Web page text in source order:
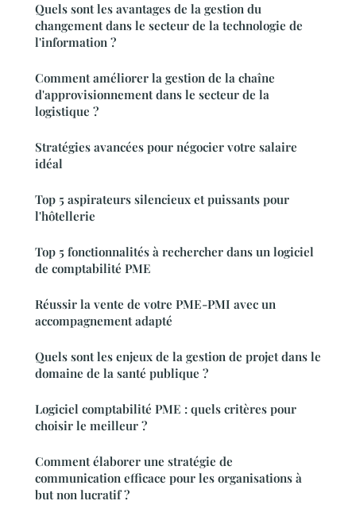
Quels sont les avantages de la gestion du
changement dans le secteur de la technologie de
l'information ?
Comment améliorer la gestion de la chaîne
d'approvisionnement dans le secteur de la
logistique ?
Stratégies avancées pour négocier votre salaire
idéal
Top 5 aspirateurs silencieux et puissants pour
l'hôtellerie
Top 5 fonctionnalités à rechercher dans un logiciel
de comptabilité PME
Réussir la vente de votre PME-PMI avec un
accompagnement adapté
Quels sont les enjeux de la gestion de projet dans le
domaine de la santé publique ?
Logiciel comptabilité PME : quels critères pour
choisir le meilleur ?
Comment élaborer une stratégie de
communication efficace pour les organisations à
but non lucratif ?